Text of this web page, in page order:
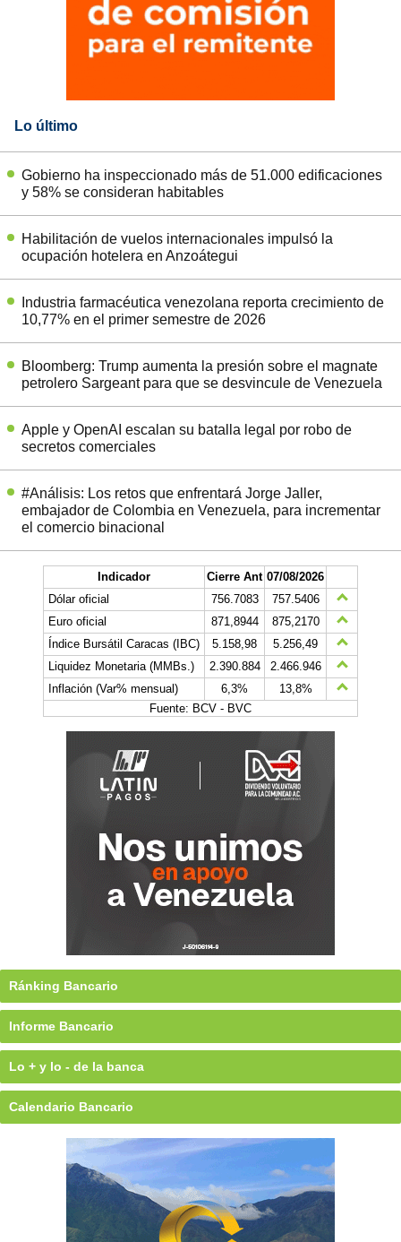
Lo último
Gobierno ha inspeccionado más de 51.000 edificaciones
y 58% se consideran habitables
Habilitación de vuelos internacionales impulsó la
ocupación hotelera en Anzoátegui
Industria farmacéutica venezolana reporta crecimiento de
10,77% en el primer semestre de 2026
Bloomberg: Trump aumenta la presión sobre el magnate
petrolero Sargeant para que se desvincule de Venezuela
Apple y OpenAI escalan su batalla legal por robo de
secretos comerciales
#Análisis: Los retos que enfrentará Jorge Jaller,
embajador de Colombia en Venezuela, para incrementar
el comercio binacional
Indicador Cierre Ant 07/08/2026
Dólar oficial
756.7083
757.5406
Euro oficial
871,8944
875,2170
Índice Bursátil Caracas (IBC)
5.158,98
5.256,49
Liquidez Monetaria (MMBs.)
2.390.884
2.466.946
Inflación (Var% mensual)
6,3%
13,8%
Fuente: BCV - BVC
Ránking Bancario
Informe Bancario
Lo + y lo - de la banca
Calendario Bancario